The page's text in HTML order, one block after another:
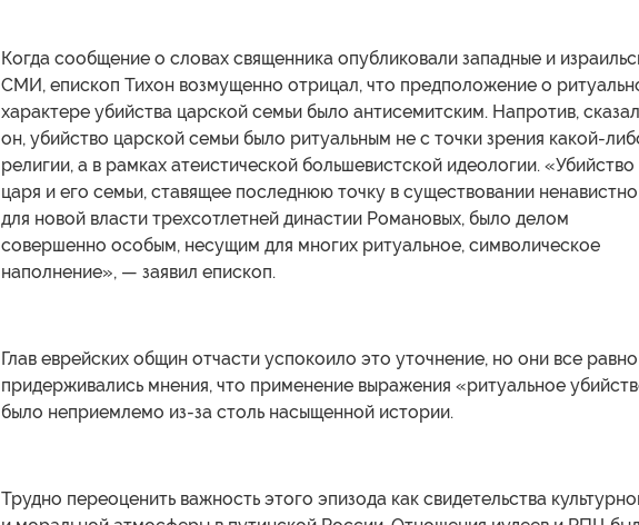
Когда сообщение о словах священника опубликовали западные и
СМИ, епископ Тихон возмущенно отрицал, что предположение о
характере убийства царской семьи было антисемитским. Напротив, сказал
он, убийство царской семьи было ритуальным не с точки зрения какой-
религии, а в рамках атеистической большевистской идеологии. «Убийство
царя и его семьи, ставящее последнюю точку в существовании
для новой власти трехсотлетней династии Романовых, было делом
совершенно особым, несущим для многих ритуальное, символическое
наполнение», — заявил епископ.
Глав еврейских общин отчасти успокоило это уточнение, но они все равно
придерживались мнения, что применение выражения «ритуальное
было неприемлемо из-за столь насыщенной истории.
Трудно переоценить важность этого эпизода как свидетельства